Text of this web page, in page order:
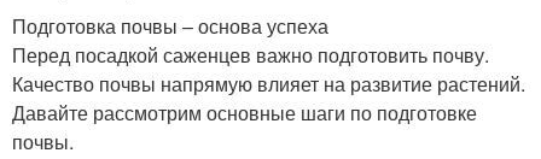
Подготовка почвы – основа успеха
Перед посадкой саженцев важно подготовить почву.
Качество почвы напрямую влияет на развитие растений.
Давайте рассмотрим основные шаги по подготовке
почвы.